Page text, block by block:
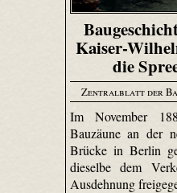
Kaiser-
die
Zentralblatt der
Im November
Bauzäune an der
Brücke in Berlin
dieselbe dem
Ausdehnung